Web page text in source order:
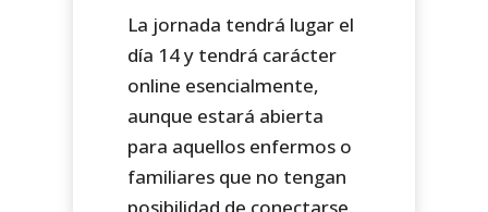
La jornada tendrá lugar el
día 14 y tendrá carácter
online esencialmente,
aunque estará abierta
para aquellos enfermos o
familiares que no tengan
posibilidad de conectarse.